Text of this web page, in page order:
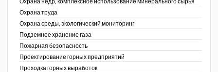
Охрана труда
Охрана среды, экологический мониторинг
Подземное хранение газа
Пожарная безопасность
Проектирование горных предприятий
Проходка горных выработок